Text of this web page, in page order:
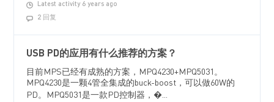
Latest activity 6 years ago
2 回复
USB PD的应用有什么推荐的方案？
目前MPS已经有成熟的方案，MPQ4230+MPQ5031。
MPQ4230是一颗4管全集成的buck-boost，可以做60W的
PD。MPQ5031是一款PD控制器，�...